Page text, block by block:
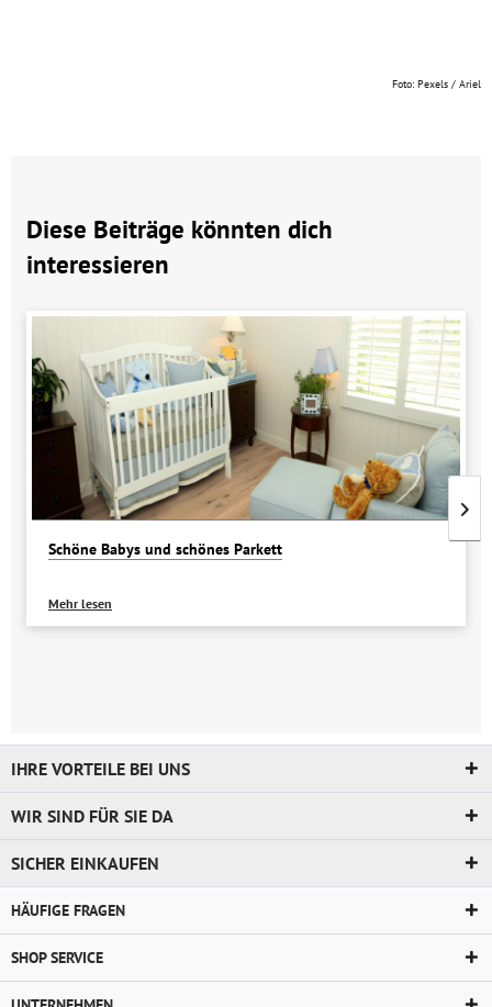
Foto: Pexels / Ariel
Diese Beiträge könnten dich
interessieren
Schöne Babys und schönes Parkett
Mehr lesen
IHRE VORTEILE BEI UNS
WIR SIND FÜR SIE DA
SICHER EINKAUFEN
HÄUFIGE FRAGEN
SHOP SERVICE